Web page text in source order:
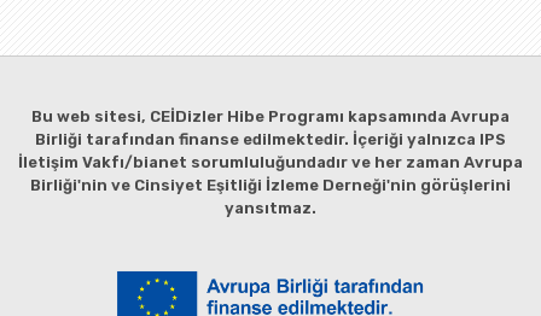
Bu web sitesi, CEİDizler Hibe Programı kapsamında Avrupa
Birliği tarafından finanse edilmektedir. İçeriği yalnızca IPS
İletişim Vakfı/bianet sorumluluğundadır ve her zaman Avrupa
Birliği'nin ve Cinsiyet Eşitliği İzleme Derneği'nin görüşlerini
yansıtmaz.